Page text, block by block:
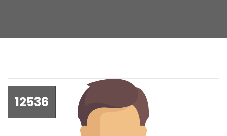
12536